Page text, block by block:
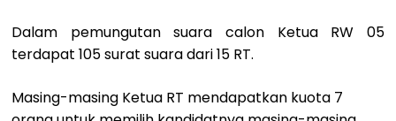
Dalam pemungutan suara calon Ketua RW 05
terdapat 105 surat suara dari 15 RT.
Masing-masing Ketua RT mendapatkan kuota 7